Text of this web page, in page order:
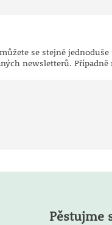
se stejně
newsletterů.
Pěstujme